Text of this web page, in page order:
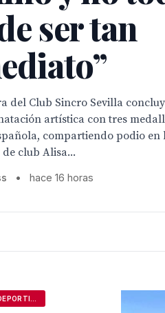
ser tan
del Club Sincro Sevilla
artística con tres
compartiendo podio
club Alisa...
• hace 16 horas